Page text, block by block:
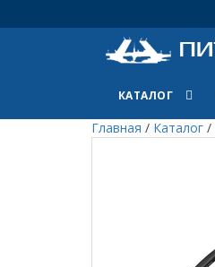
КАТАЛОГ
Главная / Каталог /